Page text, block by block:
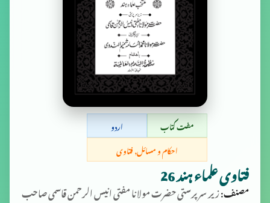
مفت کتاب
اردو
احکام و مسائل, فتاوی
فتاوی علماء ہند 26
مصنف:زیر سرپرستی حضرت مولانا مفتی انیس الرحمن قاسمی صاحب